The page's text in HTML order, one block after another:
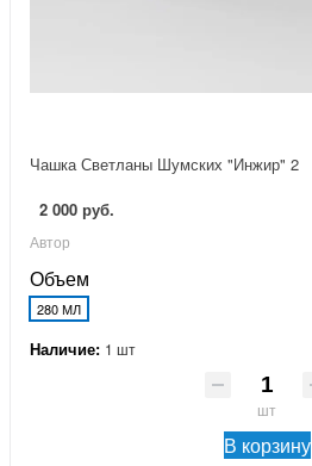
Чашка Светланы Шумских "Инжир" 2
2 000 руб.
Автор
Объем
280 МЛ
Наличие: 1 шт
шт
В корзину